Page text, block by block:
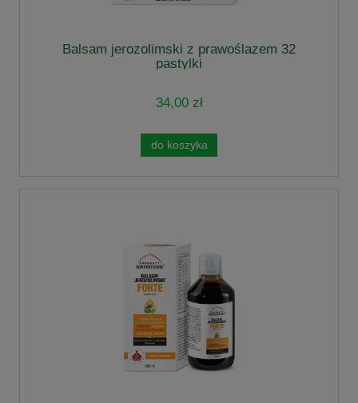
Balsam jerozolimski z prawoślazem 32
pastylki
34,00 zł
do koszyka